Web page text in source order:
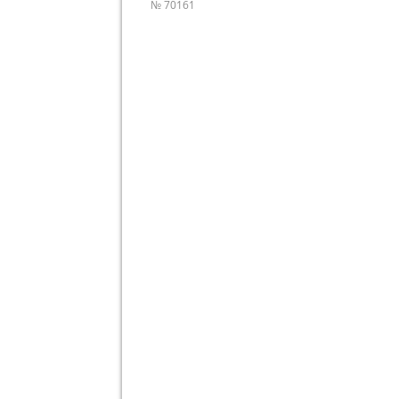
№ 70161